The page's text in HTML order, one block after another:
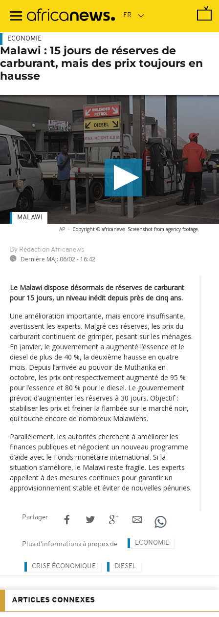
contenu
ECONOMIE
Malawi : 15 jours de réserves de
carburant, mais des prix toujours en
hausse
AP - Copyright © africanews Screenshot from agency footage.
By Rédaction Africanews
Dernière MAJ: 06/02 - 16:42
MALAWI
Le Malawi dispose désormais de réserves de carburant
pour 15 jours, un niveau inédit depuis près de cinq ans.
Une amélioration importante, mais encore insuffisante,
avertissent les experts. Malgré ces réserves, les prix du
carburant continuent de grimper, pesant sur les ménages.
En janvier, le gouvernement a augmenté l’essence et le
diesel de plus de 40 %, la deuxième hausse en quatre
mois. Depuis l’arrivée au pouvoir de Mutharika en
octobre, les prix ont respectivement augmenté de 95 %
pour l’essence et 80 % pour le diesel. Le gouvernement
prévoit d’augmenter les réserves à 30 jours. Objectif :
stabiliser les prix et freiner la flambée sur le marché noir,
qui touche encore de nombreux Malawiens.
Parallèlement, les autorités cherchent à améliorer les
finances publiques et négocient un nouveau programme
d’aide avec le Fonds monétaire international. Si la
situation s’améliore, le Malawi reste fragile. Les experts
appellent à des mesures continues pour garantir un
approvisionnement stable et éviter de nouvelles pénuries.
Partager
Plus d'informations à propos de ECONOMIE
CRISE ÉCONOMIQUE DIESEL
ARTICLES CONNEXES